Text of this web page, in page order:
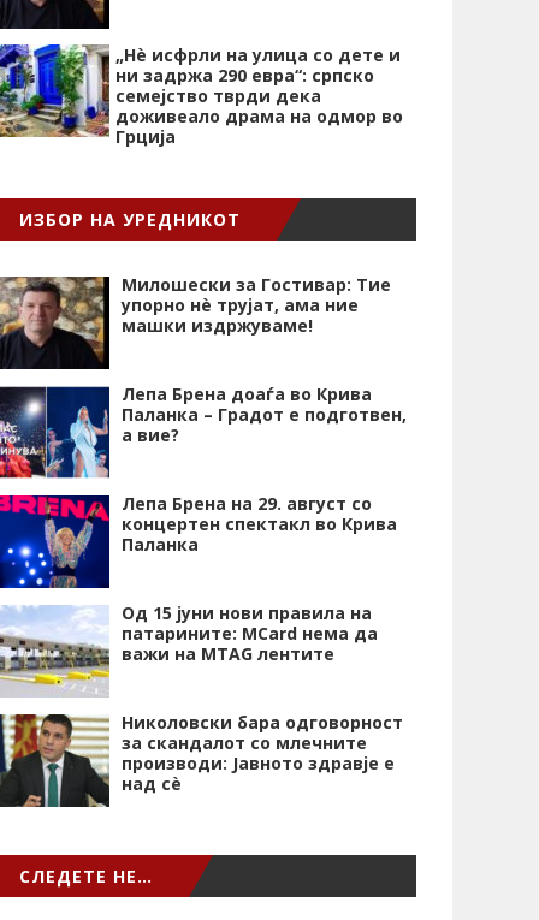
„Нѐ исфрли на улица со дете и
ни задржа 290 евра“: српско
семејство тврди дека
доживеало драма на одмор во
Грција
ИЗБОР НА УРЕДНИКОТ
Милошески за Гостивар: Тие
упорно нѐ трујат, ама ние
машки издржуваме!
Лепа Брена доаѓа во Крива
Паланка – Градот е подготвен,
а вие?
Лепа Брена на 29. август со
концертен спектакл во Крива
Паланка
Од 15 јуни нови правила на
патарините: MCard нема да
важи на MTAG лентите
Николовски бара одговорност
за скандалот со млечните
производи: Јавното здравје е
над сѐ
СЛЕДЕТЕ НЕ…